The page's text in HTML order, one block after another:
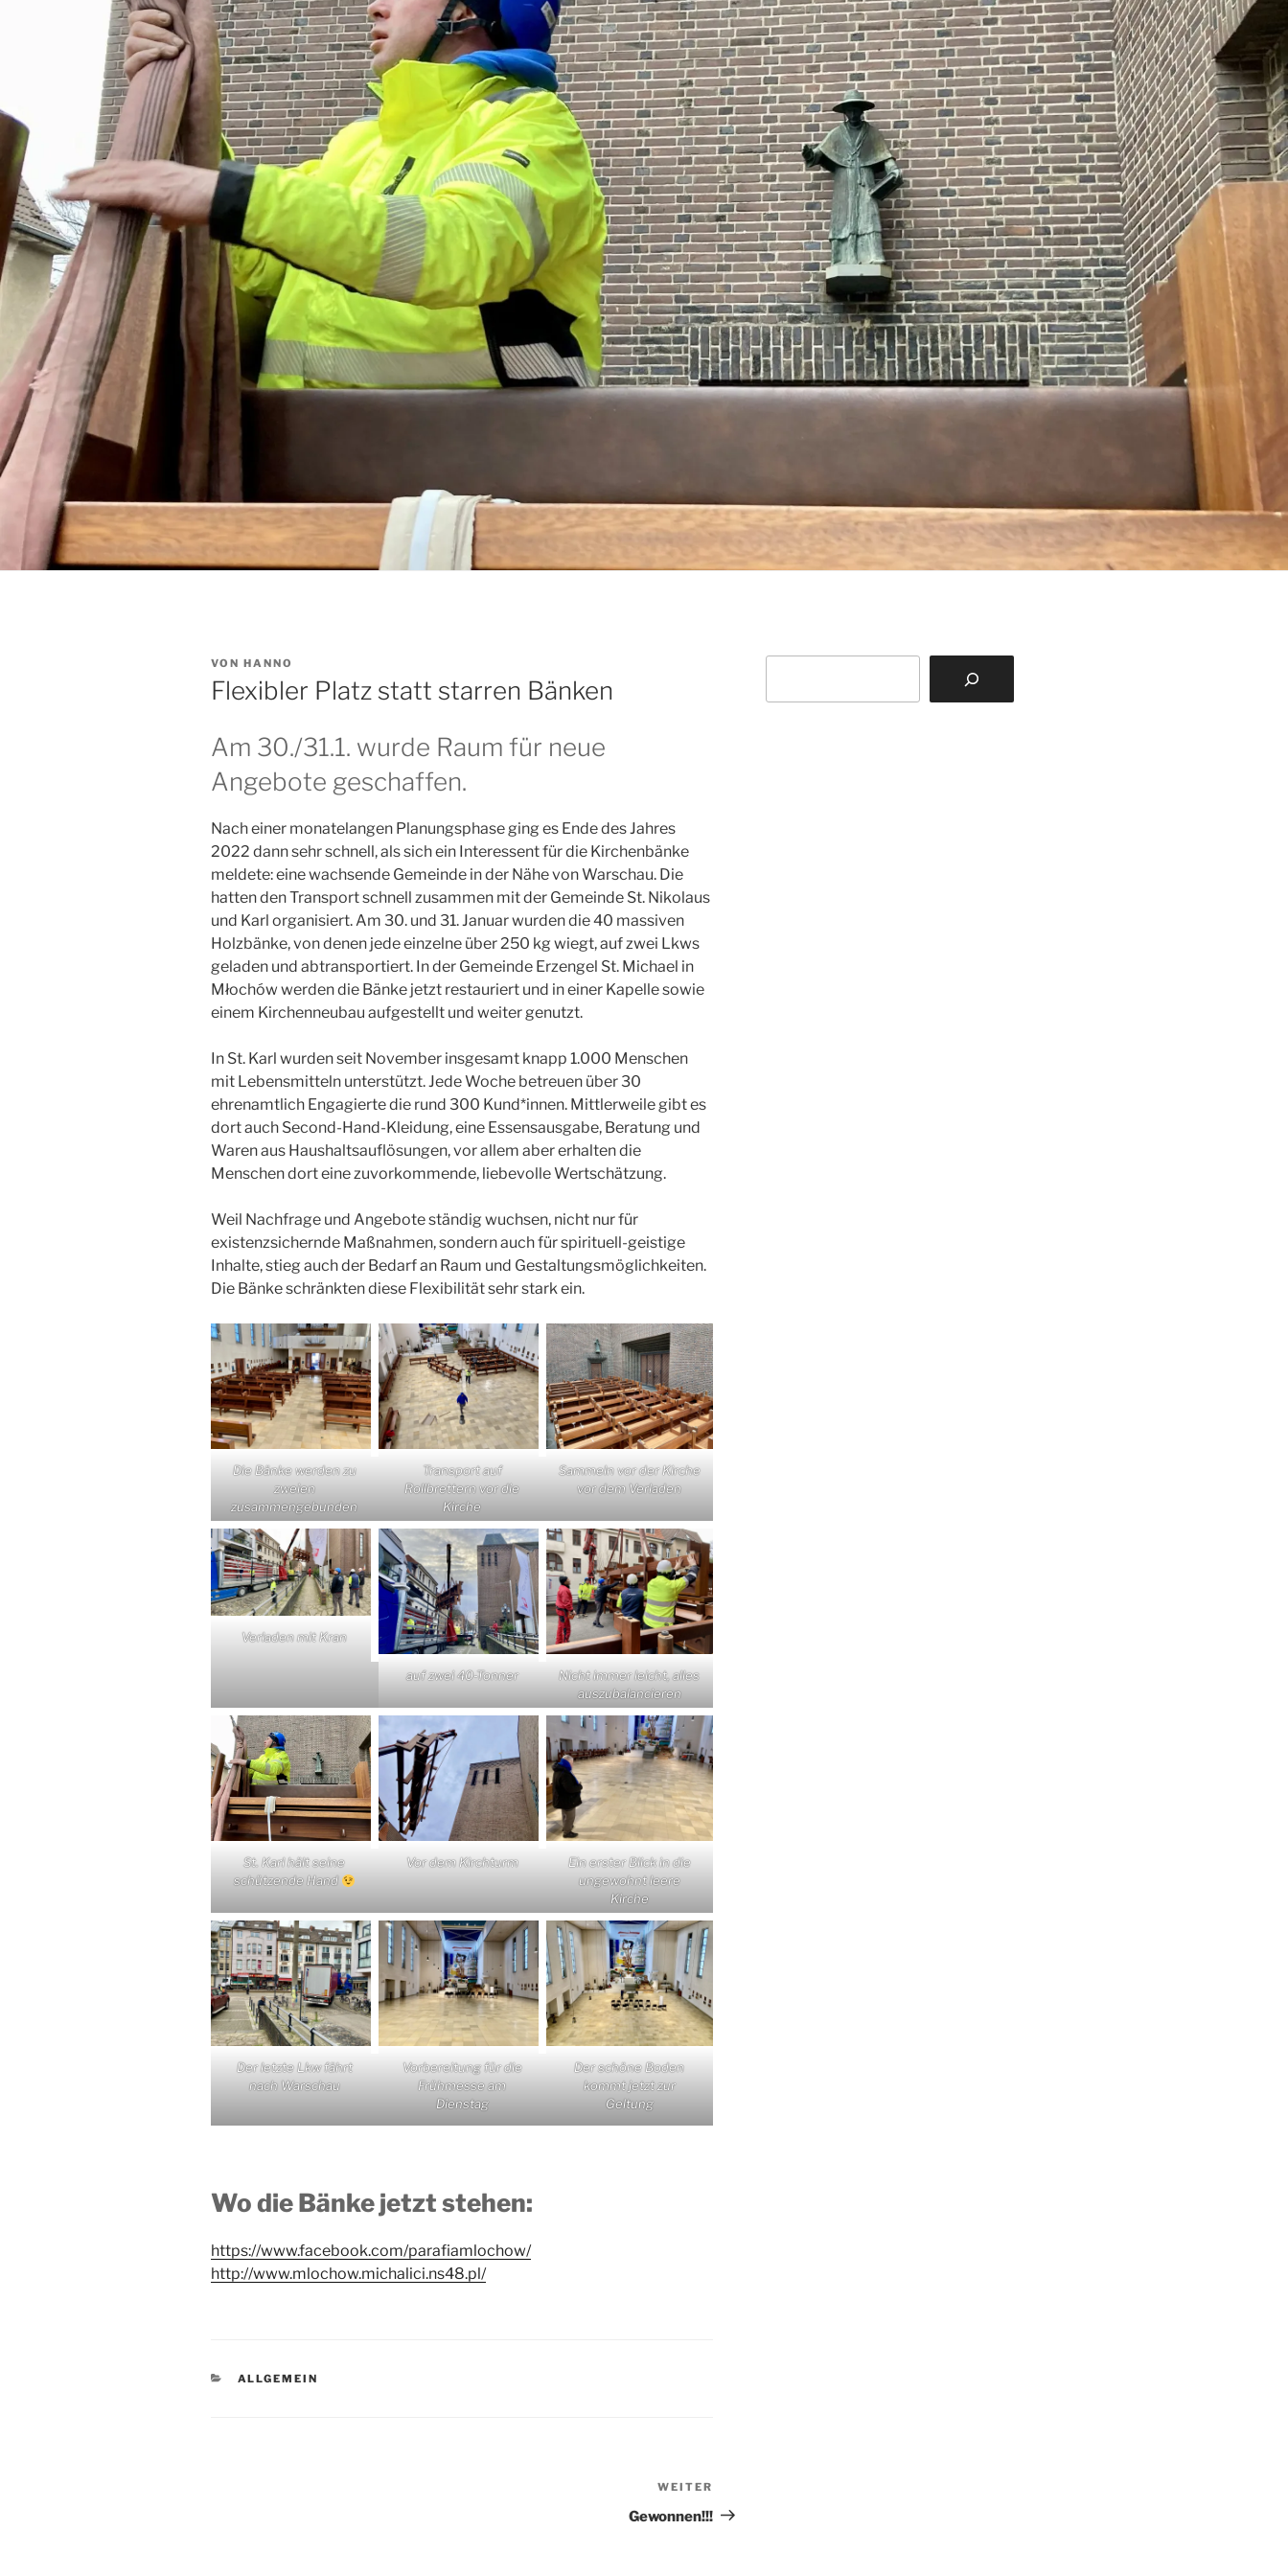
VERÖFFENTLICHT
AM
VON HANNO
Flexibler Platz statt starren Bänken
Am 30./31.1. wurde Raum für neue
Angebote geschaffen.
Nach einer monatelangen Planungsphase ging es Ende des Jahres
2022 dann sehr schnell, als sich ein Interessent für die Kirchenbänke
meldete: eine wachsende Gemeinde in der Nähe von Warschau. Die
hatten den Transport schnell zusammen mit der Gemeinde St. Nikolaus
und Karl organisiert. Am 30. und 31. Januar wurden die 40 massiven
Holzbänke, von denen jede einzelne über 250 kg wiegt, auf zwei Lkws
geladen und abtransportiert. In der Gemeinde Erzengel St. Michael in
Młochów werden die Bänke jetzt restauriert und in einer Kapelle sowie
einem Kirchenneubau aufgestellt und weiter genutzt.
In St. Karl wurden seit November insgesamt knapp 1.000 Menschen
mit Lebensmitteln unterstützt. Jede Woche betreuen über 30
ehrenamtlich Engagierte die rund 300 Kund*innen. Mittlerweile gibt es
dort auch Second-Hand-Kleidung, eine Essensausgabe, Beratung und
Waren aus Haushaltsauflösungen, vor allem aber erhalten die
Menschen dort eine zuvorkommende, liebevolle Wertschätzung.
Weil Nachfrage und Angebote ständig wuchsen, nicht nur für
existenzsichernde Maßnahmen, sondern auch für spirituell-geistige
Inhalte, stieg auch der Bedarf an Raum und Gestaltungsmöglichkeiten.
Die Bänke schränkten diese Flexibilität sehr stark ein.
Die Bänke werden zu
zweien
zusammengebunden
Transport auf
Rollbrettern vor die
Kirche
Sammeln vor der Kirche
vor dem Verladen
Verladen mit Kran
auf zwei 40-Tonner
Nicht immer leicht, alles
auszubalancieren
St. Karl hält seine
schützende Hand
Vor dem Kirchturm
Ein erster Blick in die
ungewohnt leere
Kirche
Der letzte Lkw fährt
nach Warschau
Vorbereitung für die
Frühmesse am
Dienstag
Der schöne Boden
kommt jetzt zur
Geltung
Wo die Bänke jetzt stehen:
https://www.facebook.com/parafiamlochow/
http://www.mlochow.michalici.ns48.pl/
KATEGORIEN
ALLGEMEIN
Beitrag
WEITER
Gewonnen!!!